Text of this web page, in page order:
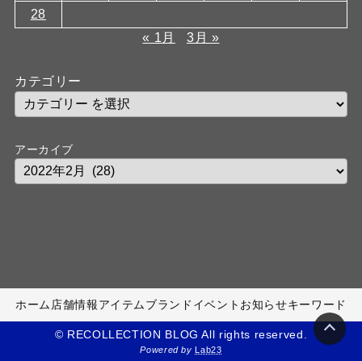
28
« 1月
3月 »
カテゴリー
アーカイブ
ホーム 店舗情報アイテムブランド イベント お知らせキーワード
© RECOLLECTION BLOG All rights reserved.
Powered byLab23